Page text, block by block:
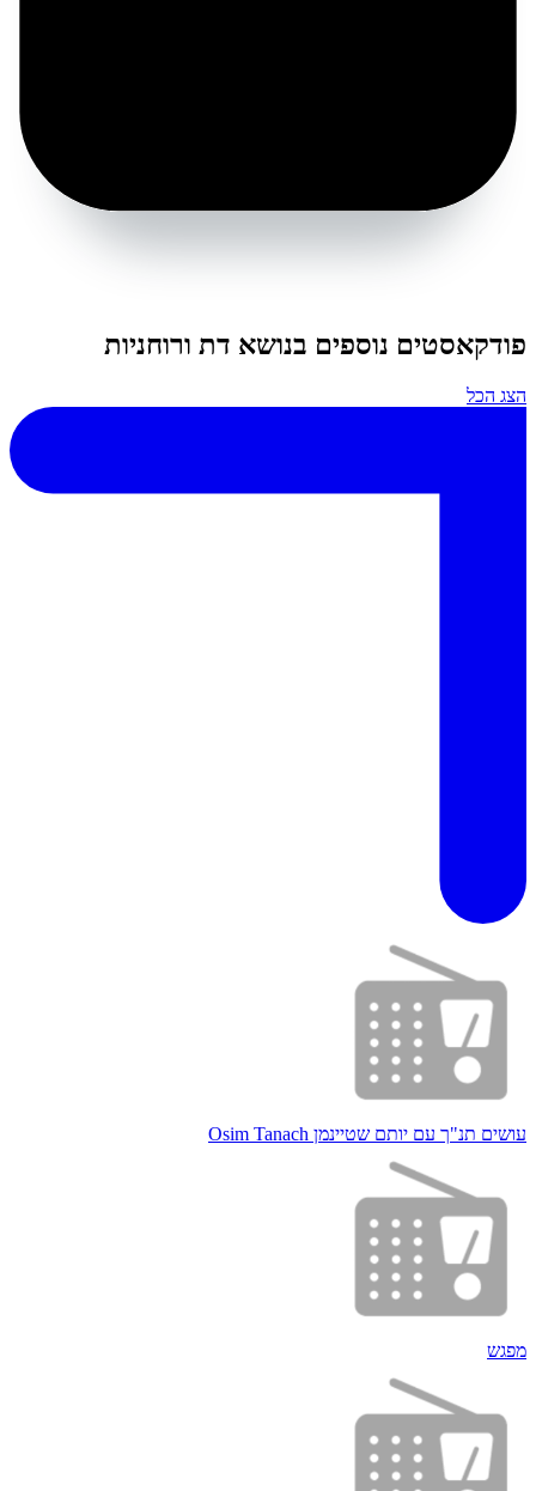
פודקאסטים נוספים בנושא דת ורוחניות
הצג הכל
עושים תנ"ך עם יותם שטיינמן Osim Tanach
מפגש